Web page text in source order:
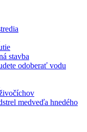
stavba
odoberať vodu
medveďa hnedého